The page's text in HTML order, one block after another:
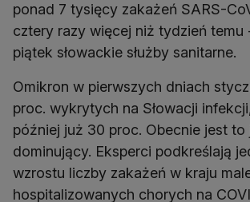
ponad 7 tysięcy zakażeń SARS-
cztery razy więcej niż tydzień temu
piątek słowackie służby sanitarne.
Omikron w pierwszych dniach
proc. wykrytych na Słowacji
później już 30 proc. Obecnie jest to
dominujący. Eksperci podkreślają
wzrostu liczby zakażeń w kraju
hospitalizowanych chorych na